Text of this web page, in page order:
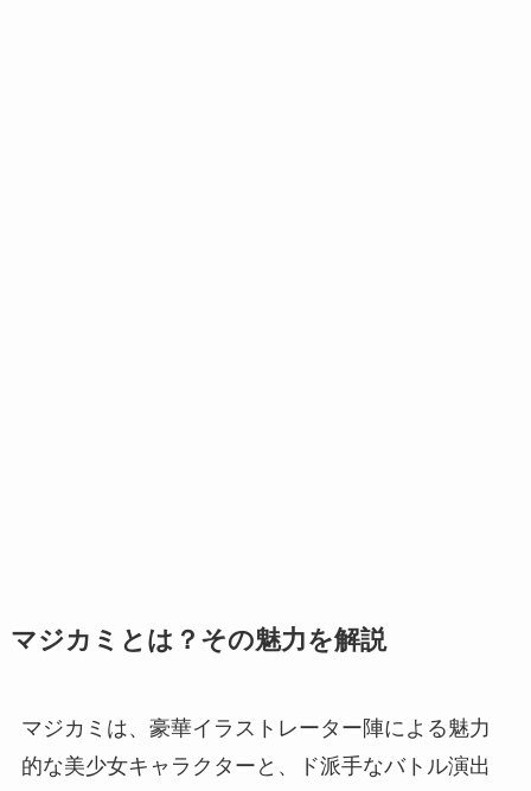
マジカミとは？その魅力を解説
マジカミは、豪華イラストレーター陣による魅力
的な美少女キャラクターと、ド派手なバトル演出